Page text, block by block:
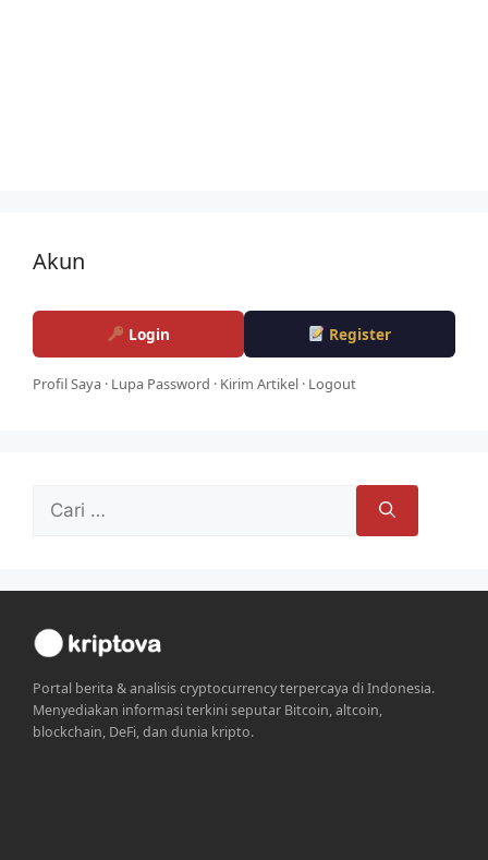
Akun
Login Register
Profil Saya · Lupa Password · Kirim Artikel · Logout
untuk:
Portal berita & analisis cryptocurrency terpercaya di Indonesia.
Menyediakan informasi terkini seputar Bitcoin, altcoin,
blockchain, DeFi, dan dunia kripto.